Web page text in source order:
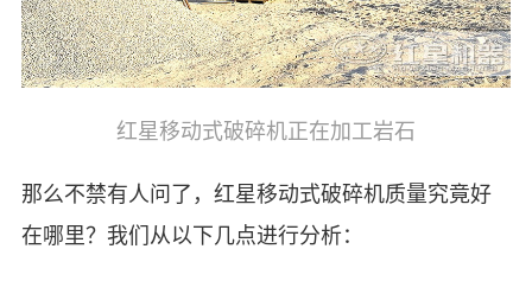
红星移动式破碎机正在加工岩石
那么不禁有人问了，红星移动式破碎机质量究竟好
在哪里？我们从以下几点进行分析：